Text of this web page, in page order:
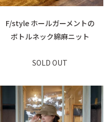
F/style ホールガーメントの
ボトルネック綿麻ニット
SOLD OUT